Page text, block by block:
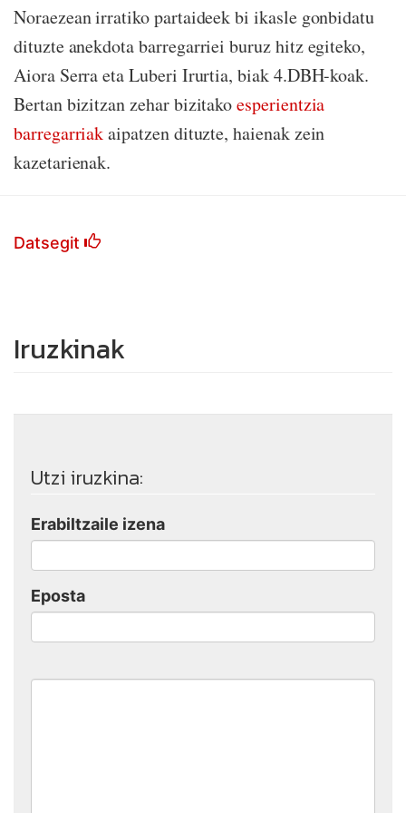
Noraezean irratiko partaideek bi ikasle gonbidatu
dituzte anekdota barregarriei buruz hitz egiteko,
Aiora Serra eta Luberi Irurtia, biak 4.DBH-koak.
Bertan bizitzan zehar bizitakoesperientzia
barregarriakaipatzen dituzte, haienak zein
kazetarienak.
Datsegit
Iruzkinak
Utzi iruzkina:
Erabiltzaile izena
Eposta